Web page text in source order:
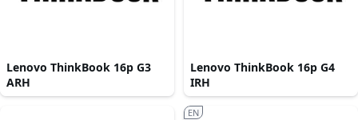
Lenovo ThinkBook 16p G3
ARH
Lenovo ThinkBook 16p G4
IRH
EN